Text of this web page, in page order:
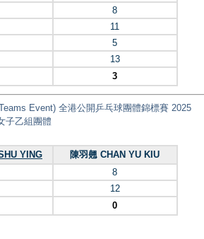
8
11
5
13
3
Event) 全港公開乒乓球團體錦標賽 2025
子乙組團體
YING
陳羽翹 CHAN YU KIU
8
12
0